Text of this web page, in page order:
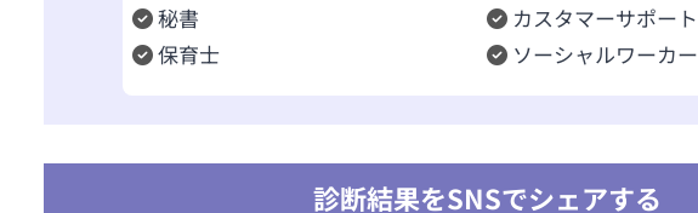
秘書
保育士
カスタマーサポート
ソーシャルワーカー
診断結果をSNSでシェアする